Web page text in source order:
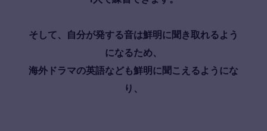
そして、自分が発する音は鮮明に聞き取れるよう
になるため、
海外ドラマの英語なども鮮明に聞こえるようにな
り、